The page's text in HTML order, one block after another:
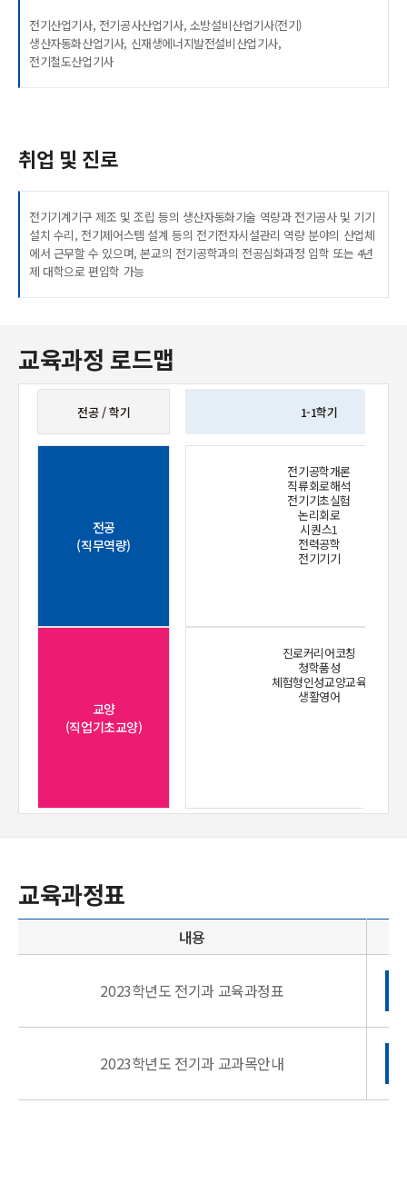
전기산업기사, 전기공사산업기사, 소방설비산업기사(전기)
생산자동화산업기사, 신재생에너지발전설비산업기사,
전기철도산업기사
취업 및 진로
전기기계기구 제조 및 조립 등의 생산자동화기술 역량과 전기공사 및 기기
설치 수리, 전기제어스템 설계 등의 전기전자시설관리 역량 분야의 산업체
에서 근무할 수 있으며, 본교의 전기공학과의 전공심화과정 입학 또는 4년
제 대학으로 편입학 가능
교육과정 로드맵
전공 / 학기 1-1학기
전공
(직무역량)
전기공학개론
직류회로해석
전기기초실험
논리회로
시퀀스1
전력공학
전기기기
교양
(직업기초교양)
진로커리어코칭
청학품성
체험형인성교양교육
생활영어
교육과정표
내용
2023학년도 전기과 교육과정표
2023학년도 전기과 교과목안내